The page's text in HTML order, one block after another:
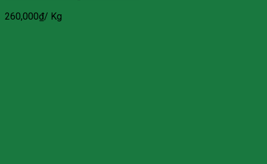
260,000₫/ Kg